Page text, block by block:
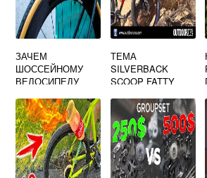
ЗАЧЕМ
ШОССЕЙНОМУ
ВЕЛОСИПЕДУ
ТЕМА
SILVERBACK
SCOOP FATTY